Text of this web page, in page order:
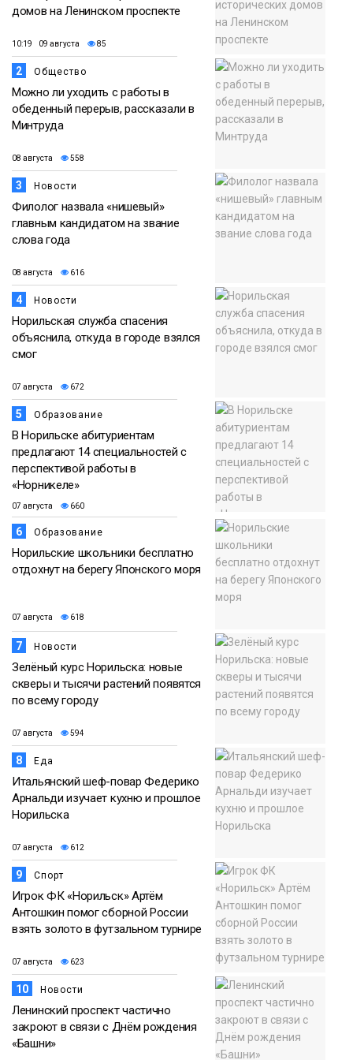
домов на Ленинском проспекте
10:19 09 августа 85
2 Общество
Можно ли уходить с работы в
обеденный перерыв, рассказали в
Минтруда
08 августа 558
3 Новости
Филолог назвала «нишевый»
главным кандидатом на звание
слова года
08 августа 616
4 Новости
Норильская служба спасения
объяснила, откуда в городе взялся
смог
07 августа 672
5 Образование
В Норильске абитуриентам
предлагают 14 специальностей с
перспективой работы в
«Норникеле»
07 августа 660
6 Образование
Норильские школьники бесплатно
отдохнут на берегу Японского моря
07 августа 618
7 Новости
Зелёный курс Норильска: новые
скверы и тысячи растений появятся
по всему городу
07 августа 594
8 Еда
Итальянский шеф-повар Федерико
Арнальди изучает кухню и прошлое
Норильска
07 августа 612
9 Спорт
Игрок ФК «Норильск» Артём
Антошкин помог сборной России
взять золото в футзальном турнире
07 августа 623
10 Новости
Ленинский проспект частично
закроют в связи с Днём рождения
«Башни»